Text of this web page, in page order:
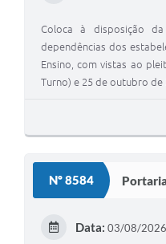
Coloca à disposição
dependências dos
Ensino, com vistas ao
Turno) e 25 de outubro de
Nº 8584
Data: 03/08/2026